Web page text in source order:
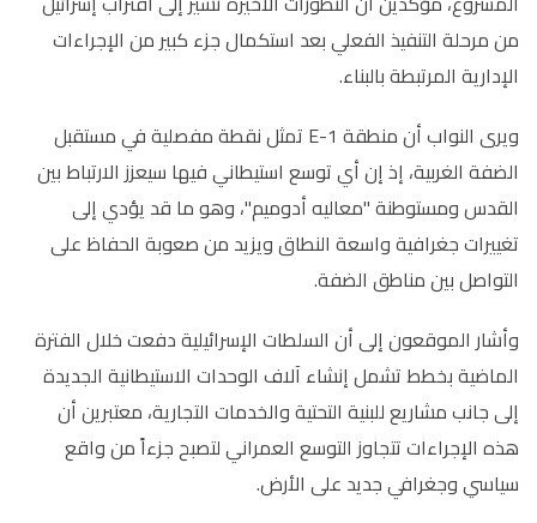
من مرحلة التنفيذ الفعلي بعد استكمال جزء كبير من الإجراءات
الإدارية المرتبطة بالبناء.
ويرى النواب أن منطقة E-1 تمثل نقطة مفصلية في مستقبل
الضفة الغربية، إذ إن أي توسع استيطاني فيها سيعزز الارتباط بين
القدس ومستوطنة "معاليه أدوميم"، وهو ما قد يؤدي إلى
تغييرات جغرافية واسعة النطاق ويزيد من صعوبة الحفاظ على
التواصل بين مناطق الضفة.
وأشار الموقعون إلى أن السلطات الإسرائيلية دفعت خلال الفترة
الماضية بخطط تشمل إنشاء آلاف الوحدات الاستيطانية الجديدة
إلى جانب مشاريع للبنية التحتية والخدمات التجارية، معتبرين أن
هذه الإجراءات تتجاوز التوسع العمراني لتصبح جزءاً من واقع
سياسي وجغرافي جديد على الأرض.